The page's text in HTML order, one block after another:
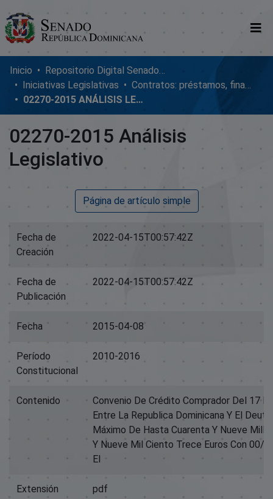
Comunidades
Glosario
Nosotros
Inicio
Repositorio Digital SenadoRD
Iniciativas Legislativas
Contratos: préstamos, financiamientos, ejecución y adendum
02270-2015 ANÁLISIS LEGISLATIVO
02270-2015 Análisis
Legislativo
Página de artículo simple
Fecha de
Creación
2022-04-15T00:57:42Z
Fecha de
Publicación
2022-04-15T00:57:42Z
Fecha 2015-04-08
Período
Constitucional
2010-2016
Contenido
Convenio De Crédito Comprador Del 17
Entre La Republica Dominicana Y El
Máximo De Hasta Cuarenta Y Nueve
Y Nueve Mil Ciento Trece Euros Con 00/
El
Extensión pdf